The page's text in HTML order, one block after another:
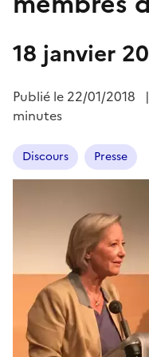
18 janvier
Publié le 22/01/2018
minutes
Discours Presse